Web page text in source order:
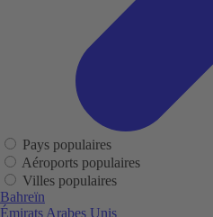
Pays populaires
Aéroports populaires
Villes populaires
Bahreïn
Émirats Arabes Unis